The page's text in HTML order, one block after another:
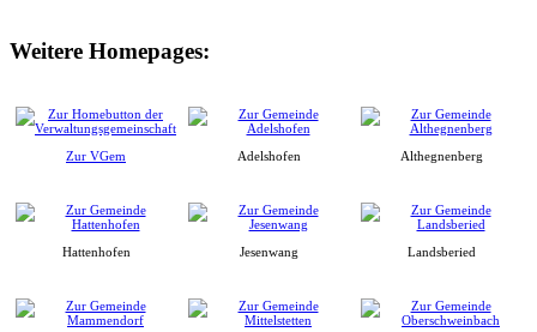
Weitere Homepages:
Zur VGem Adelshofen Althegnenberg
Hattenhofen Jesenwang Landsberied